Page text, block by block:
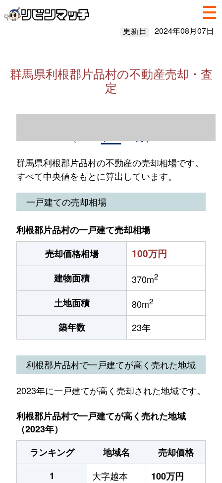
更新日 2024年08月07日
群馬県利根郡片品村の不動産売却・査
定
群馬県利根郡片品村の不動産の売却相場です。
すべて中央値をもとに算出しています。
一戸建ての売却相場
利根郡片品村の一戸建て売却相場
売却価格相場
100万円
建物面積 370m2
土地面積 80m2
築年数 23年
利根郡片品村で一戸建てが高く売れた地域
2023年に一戸建てが高く売却された地域です。
利根郡片品村で一戸建てが高く売れた地域
（2023年）
ランキング
地域名
売却価格
1
大字越本
100万円